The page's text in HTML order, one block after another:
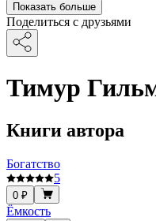
Показать больше
Поделиться с друзьями
Тимур
Книги автора
Богатство
5
0 ₽
Ёмкость